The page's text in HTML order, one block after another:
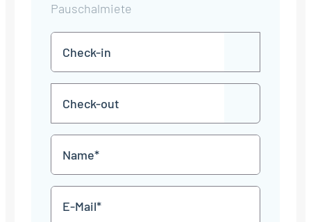
Pauschalmiete
in
TT
Punkt
MM
JJJJ
TT
Punkt
MM
JJJJ